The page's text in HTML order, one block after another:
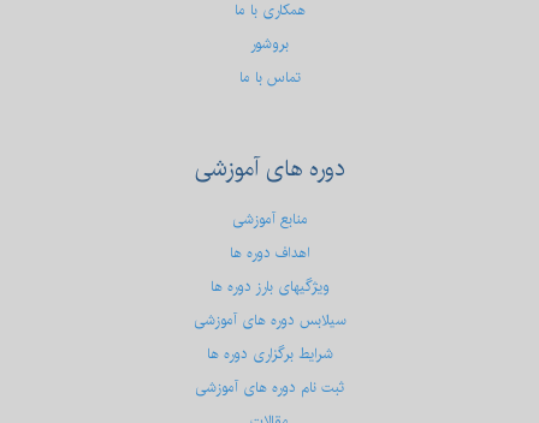
همکاری با ما
بروشور
تماس با ما
دورههای آموزشی
منابع آموزشی
اهداف دوره ها
ویژگیهای بارز دوره ها
سیلابس دوره های آموزشی
شرایط برگزاری دوره ها
ثبت نام دوره های آموزشی